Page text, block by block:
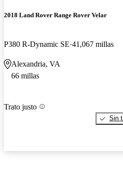
2018 Land Rover Range Rover Velar
P380 R-Dynamic SE 41,067 millas
Alexandria, VA
66 millas
Trato justo
Sin